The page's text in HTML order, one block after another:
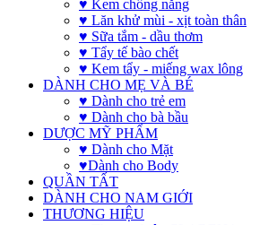
♥ Kem chống nắng
♥ Lăn khử mùi - xịt toàn thân
♥ Sữa tắm - dầu thơm
♥ Tẩy tế bào chết
♥ Kem tẩy - miếng wax lông
DÀNH CHO MẸ VÀ BÉ
♥ Dành cho trẻ em
♥ Dành cho bà bầu
DƯỢC MỸ PHẨM
♥ Dành cho Mặt
♥Dành cho Body
QUẦN TẤT
DÀNH CHO NAM GIỚI
THƯƠNG HIỆU